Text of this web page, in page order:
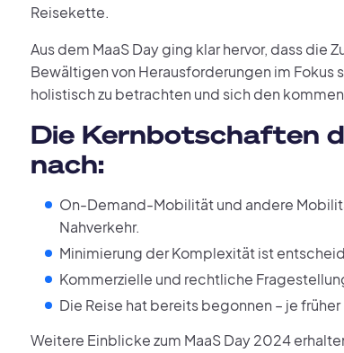
Reisekette.
Aus dem MaaS Day ging klar hervor, dass die
Bewältigen von Herausforderungen im Fokus
holistisch zu betrachten und sich den
Die Kernbotschaften
nach:
On-Demand-Mobilität und andere
Nahverkehr.
Minimierung der Komplexität ist
Kommerzielle und rechtliche
Die Reise hat bereits begonnen – je
Weitere Einblicke zum MaaS Day 2024